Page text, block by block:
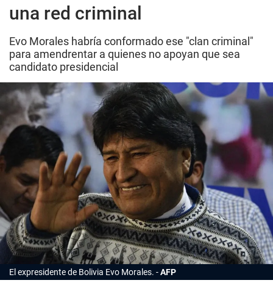
una red criminal
Evo Morales habría conformado ese "clan criminal"
para amendrentar a quienes no apoyan que sea
candidato presidencial
El expresidente de Bolivia Evo Morales. AFP